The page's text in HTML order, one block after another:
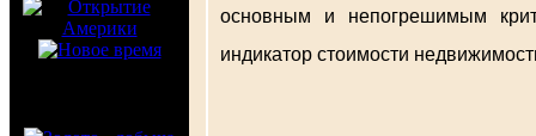
основным и непогрешимым
индикатор стоимости